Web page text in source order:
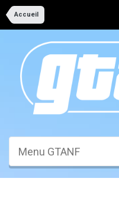
Accueil
Menu GTANF